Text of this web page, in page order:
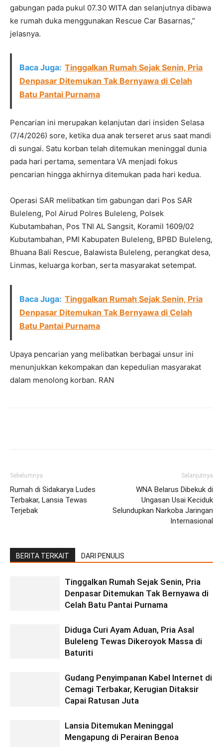
gabungan pada pukul 07.30 WITA dan selanjutnya dibawa
ke rumah duka menggunakan Rescue Car Basarnas,”
jelasnya.
Baca Juga: Tinggalkan Rumah Sejak Senin, Pria
Denpasar Ditemukan Tak Bernyawa di Celah
Batu Pantai Purnama
Pencarian ini merupakan kelanjutan dari insiden Selasa
(7/4/2026) sore, ketika dua anak terseret arus saat mandi
di sungai. Satu korban telah ditemukan meninggal dunia
pada hari pertama, sementara VA menjadi fokus
pencarian hingga akhirnya ditemukan pada hari kedua.
Operasi SAR melibatkan tim gabungan dari Pos SAR
Buleleng, Pol Airud Polres Buleleng, Polsek
Kubutambahan, Pos TNI AL Sangsit, Koramil 1609/02
Kubutambahan, PMI Kabupaten Buleleng, BPBD Buleleng,
Bhuana Bali Rescue, Balawista Buleleng, perangkat desa,
Linmas, keluarga korban, serta masyarakat setempat.
Baca Juga: Tinggalkan Rumah Sejak Senin, Pria
Denpasar Ditemukan Tak Bernyawa di Celah
Batu Pantai Purnama
Upaya pencarian yang melibatkan berbagai unsur ini
menunjukkan kekompakan dan kepedulian masyarakat
dalam menolong korban. RAN
Sebelumnya
Rumah di Sidakarya Ludes
Terbakar, Lansia Tewas
Terjebak
Selanjutnya
WNA Belarus Dibekuk di
Ungasan Usai Keciduk
Selundupkan Narkoba Jaringan
Internasional
BERITA TERKAIT DARI PENULIS
Tinggalkan Rumah Sejak Senin, Pria
Denpasar Ditemukan Tak Bernyawa di
Celah Batu Pantai Purnama
Diduga Curi Ayam Aduan, Pria Asal
Buleleng Tewas Dikeroyok Massa di
Baturiti
Gudang Penyimpanan Kabel Internet di
Cemagi Terbakar, Kerugian Ditaksir
Capai Ratusan Juta
Lansia Ditemukan Meninggal
Mengapung di Perairan Benoa